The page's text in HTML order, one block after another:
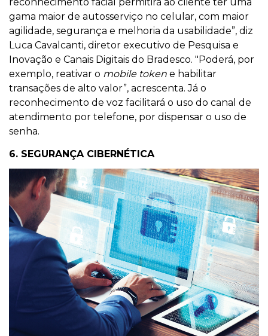
gama maior de autosserviço no celular, com maior
agilidade, segurança e melhoria da usabilidade”, diz
Luca Cavalcanti, diretor executivo de Pesquisa e
Inovação e Canais Digitais do Bradesco. "Poderá, por
exemplo, reativar o mobile token e habilitar
transações de alto valor”, acrescenta. Já o
reconhecimento de voz facilitará o uso do canal de
atendimento por telefone, por dispensar o uso de
senha.
6. SEGURANÇA CIBERNÉTICA